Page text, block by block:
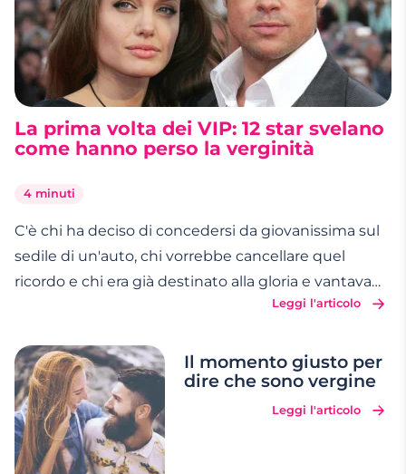
La prima volta dei VIP: 12 star svelano
come hanno perso la verginità
4 minuti
C'è chi ha deciso di concedersi da giovanissima sul
sedile di un'auto, chi vorrebbe cancellare quel
ricordo e chi era già destinato alla gloria e vantava
una nutrita schiera di fan anche prima di diventare
verginità i VIP. Katy Perry La popstar ha…
Leggi l'articolo
Il momento giusto per
dire che sono vergine
Leggi l'articolo